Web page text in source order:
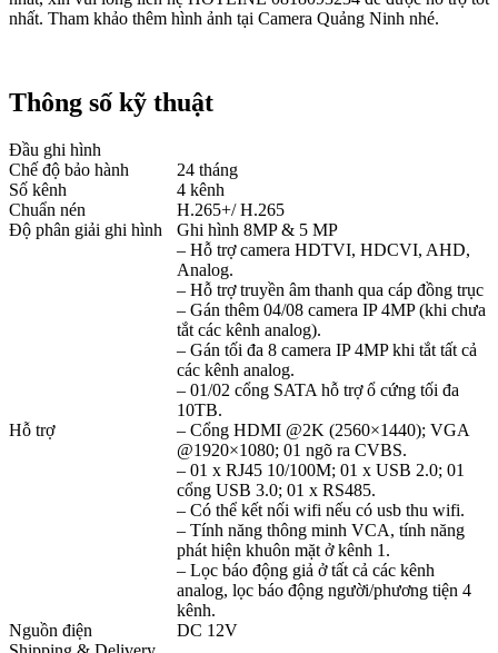
nhất. Tham khảo thêm hình ảnh tại Camera Quảng Ninh nhé.
Thông số kỹ thuật
Đầu ghi hình
Chế độ bảo hành
24 tháng
Số kênh
4 kênh
Chuẩn nén
H.265+/ H.265
Độ phân giải ghi hình
Ghi hình 8MP & 5 MP
Hỗ trợ
– Hỗ trợ camera HDTVI, HDCVI, AHD,
Analog.
– Hỗ trợ truyền âm thanh qua cáp đồng trục
– Gán thêm 04/08 camera IP 4MP (khi chưa
tắt các kênh analog).
– Gán tối đa 8 camera IP 4MP khi tắt tất cả
các kênh analog.
– 01/02 cổng SATA hỗ trợ ổ cứng tối đa
10TB.
– Cổng HDMI @2K (2560×1440); VGA
@1920×1080; 01 ngõ ra CVBS.
– 01 x RJ45 10/100M; 01 x USB 2.0; 01
cổng USB 3.0; 01 x RS485.
– Có thể kết nối wifi nếu có usb thu wifi.
– Tính năng thông minh VCA, tính năng
phát hiện khuôn mặt ở kênh 1.
– Lọc báo động giả ở tất cả các kênh
analog, lọc báo động người/phương tiện 4
kênh.
Nguồn điện
DC 12V